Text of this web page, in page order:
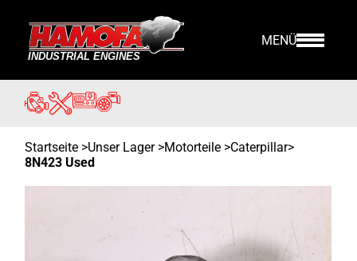
MENÜ
Startseite >Unser Lager>Motorteile >Caterpillar>
8N423 Used